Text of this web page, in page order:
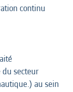
continu
secteur
au sein